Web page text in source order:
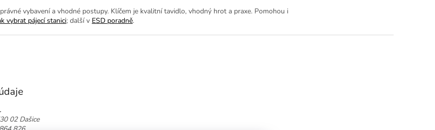
vybavení a vhodné postupy. Klíčem je kvalitní tavidlo, vhodný hrot a praxe. Pomohou i
vybrat pájecí stanici; další v ESD poradně.
02 Dašice